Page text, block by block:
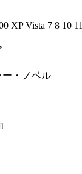
XP Vista 7 8 10 11
ー・ノベル